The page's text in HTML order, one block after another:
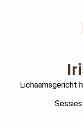
Lichaamsgericht